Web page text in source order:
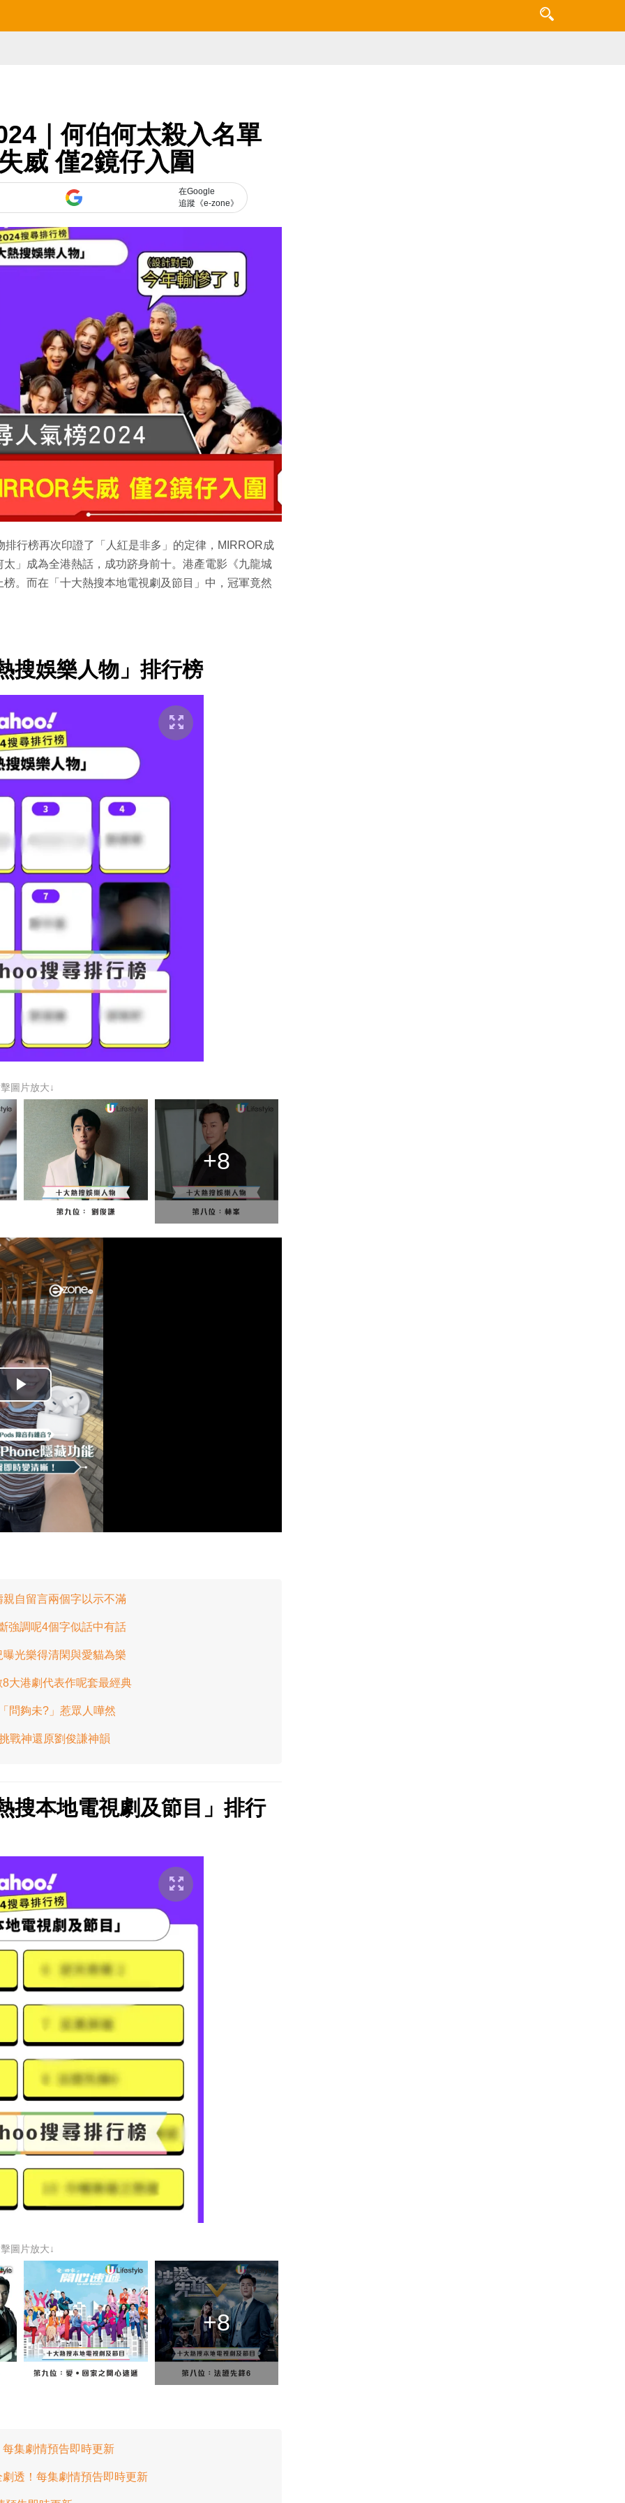
｜何伯何太殺入名單
威 僅2鏡仔入圍
在Google
追蹤《e-zone》
行榜再次印證了「人紅是非多」的定律，MIRROR成
」成為全港熱話，成功跻身前十。港產電影《九龍城
。而在「十大熱搜本地電視劇及節目」中，冠軍竟然
搜娛樂人物」排行榜
圖片放大↓
+8
播
放
影
片
自留言兩個字以示不滿
強調呢4個字似話中有話
光樂得清閑與愛貓為樂
大港劇代表作呢套最經典
問夠未?」惹眾人嘩然
戰神還原劉俊謙神韻
搜本地電視劇及節目」排行
圖片放大↓
+8
集劇情預告即時更新
透！每集劇情預告即時更新